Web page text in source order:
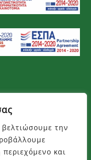
την
και